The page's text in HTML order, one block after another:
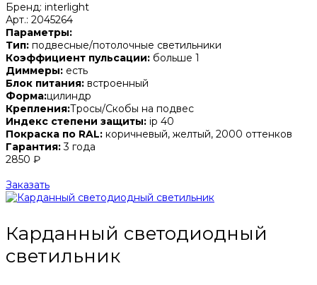
Бренд: interlight
Арт.: 2045264
Параметры:
Тип: подвесные/потолочные светильники
Коэффициент пульсации: больше 1
Диммеры: есть
Блок питания: встроенный
Форма:цилиндр
Крепления:Тросы/Скобы на подвес
Индекс степени защиты: ip 40
Покраска по RAL: коричневый, желтый, 2000 оттенков
Гарантия:3 года
2850 ₽
Заказать
Карданный светодиодный
светильник